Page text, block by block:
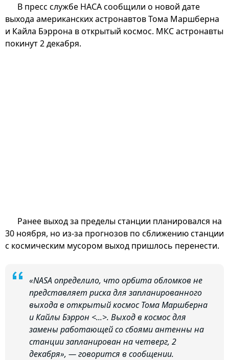
В пресс службе НАСА сообщили о новой дате
выхода американских астронавтов Тома Маршберна
и Кайла Бэррона в открытый космос. МКС астронавты
покинут 2 декабря.
Ранее выход за пределы станции планировался на
30 ноября, но из-за прогнозов по сближению станции
с космическим мусором выход пришлось перенести.
«NASA определило, что орбита обломков не
представляет риска для запланированного
выхода в открытый космос Тома Маршберна
и Кайлы Бэррон <...>. Выход в космос для
замены работающей со сбоями антенны на
станции запланирован на четверг, 2
декабря», — говорится в сообщении.